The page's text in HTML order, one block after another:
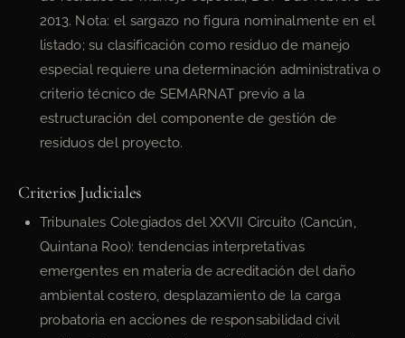
2013. Nota: el sargazo no figura nominalmente en el
listado; su clasificación como residuo de manejo
especial requiere una determinación administrativa o
criterio técnico de SEMARNAT previo a la
estructuración del componente de gestión de
residuos del proyecto.
Criterios Judiciales
Tribunales Colegiados del XXVII Circuito (Cancún,
Quintana Roo): tendencias interpretativas
emergentes en materia de acreditación del daño
ambiental costero, desplazamiento de la carga
probatoria en acciones de responsabilidad civil